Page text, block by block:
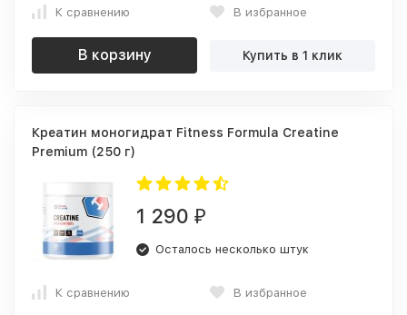
К сравнению В избранное
В корзину Купить в 1 клик
Креатин моногидрат Fitness Formula Creatine
Premium (250 г)
1 290 ₽
Осталось несколько штук
К сравнению В избранное